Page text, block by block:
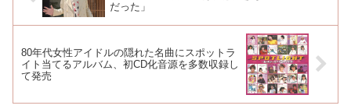
だった」
80年代女性アイドルの隠れた名曲にスポットラ
イト当てるアルバム、初CD化音源を多数収録し
て発売